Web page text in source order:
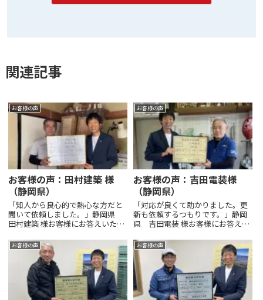
関連記事
お客様の声
お客様の声：田村建築 様
（静岡県）
「知人から良心的で熱心な方だと
聞いて依頼しました。」静岡県
田村建築 様お客様にお答えいただ
けを教えてください。知人の取得
ご依頼の内容について教えてくだ
さい。建設業許可申請新規（大工
工事業）当事務所に依頼しよう...
お客様の声
お客様の声：吉田電装様
（静岡県）
「対応が良くて助かりました。更
新も依頼するつもりです。」静岡
県 吉田電装 様お客様にお答えい
っかけを教えてください。Google
検索ご依頼の内容について教えて
ください。建設業許可（電気工事
業）新規当事務所に依頼...
お客様の声 お客様の声